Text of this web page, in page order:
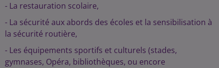
- La restauration scolaire,
- La sécurité aux abords des écoles et la sensibilisation à
la sécurité routière,
- Les équipements sportifs et culturels (stades,
gymnases, Opéra, bibliothèques, ou encore